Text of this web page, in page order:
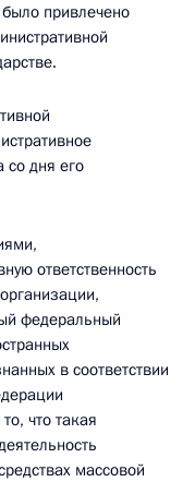
привлечено
со дня его
ответственность
федеральный
в соответствии
что такая
массовой